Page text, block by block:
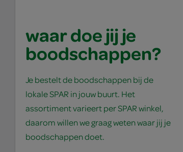
waar doe jij je
boodschappen?
Je bestelt de boodschappen bij de
lokale SPAR in jouw buurt. Het
assortiment varieert per SPAR winkel,
daarom willen we graag weten waar jij je
boodschappen doet.